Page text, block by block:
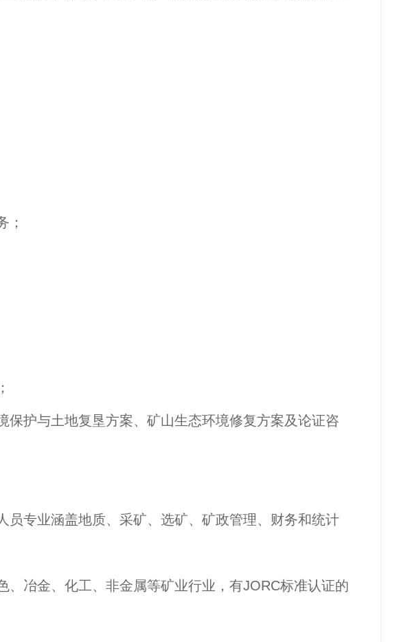
；
护与土地复垦方案、矿山生态环境修复方案及论证咨
专业涵盖地质、采矿、选矿、矿政管理、财务和统计
冶金、化工、非金属等矿业行业，有JORC标准认证的